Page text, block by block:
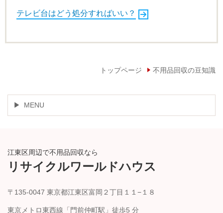
テレビ台はどう処分すればいい？
トップページ 不用品回収の豆知識
MENU
江東区周辺で不用品回収なら
リサイクルワールドハウス
〒135-0047 東京都江東区富岡２丁目１１−１８
東京メトロ東西線「門前仲町駅」徒歩5 分